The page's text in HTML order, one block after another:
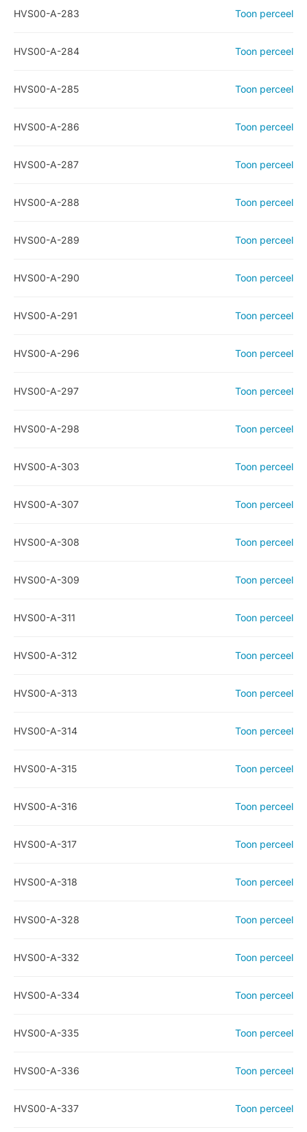
HVS00-A-283 Toon perceel
HVS00-A-284 Toon perceel
HVS00-A-285 Toon perceel
HVS00-A-286 Toon perceel
HVS00-A-287 Toon perceel
HVS00-A-288 Toon perceel
HVS00-A-289 Toon perceel
HVS00-A-290 Toon perceel
HVS00-A-291 Toon perceel
HVS00-A-296 Toon perceel
HVS00-A-297 Toon perceel
HVS00-A-298 Toon perceel
HVS00-A-303 Toon perceel
HVS00-A-307 Toon perceel
HVS00-A-308 Toon perceel
HVS00-A-309 Toon perceel
HVS00-A-311 Toon perceel
HVS00-A-312 Toon perceel
HVS00-A-313 Toon perceel
HVS00-A-314 Toon perceel
HVS00-A-315 Toon perceel
HVS00-A-316 Toon perceel
HVS00-A-317 Toon perceel
HVS00-A-318 Toon perceel
HVS00-A-328 Toon perceel
HVS00-A-332 Toon perceel
HVS00-A-334 Toon perceel
HVS00-A-335 Toon perceel
HVS00-A-336 Toon perceel
HVS00-A-337 Toon perceel